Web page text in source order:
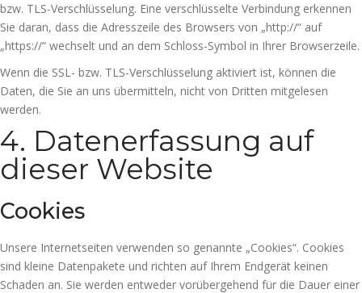
bzw. TLS-Verschlüsselung. Eine verschlüsselte Verbindung erkennen
Sie daran, dass die Adresszeile des Browsers von „http://“ auf
„https://“ wechselt und an dem Schloss-Symbol in Ihrer Browserzeile.
Wenn die SSL- bzw. TLS-Verschlüsselung aktiviert ist, können die
Daten, die Sie an uns übermitteln, nicht von Dritten mitgelesen
werden.
4. Datenerfassung auf
dieser Website
Cookies
Unsere Internetseiten verwenden so genannte „Cookies“. Cookies
sind kleine Datenpakete und richten auf Ihrem Endgerät keinen
Schaden an. Sie werden entweder vorübergehend für die Dauer einer